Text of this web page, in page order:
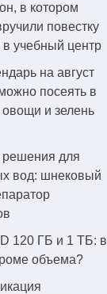
в котором
повестку
учебный центр
на август
посеять в
овощи и зелень
для
вод: шнековый
120 ГБ и 1 ТБ: в
объема?